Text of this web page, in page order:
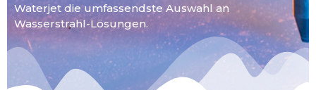
Waterjet die umfassendste Auswahl an
Wasserstrahl-Lösungen.